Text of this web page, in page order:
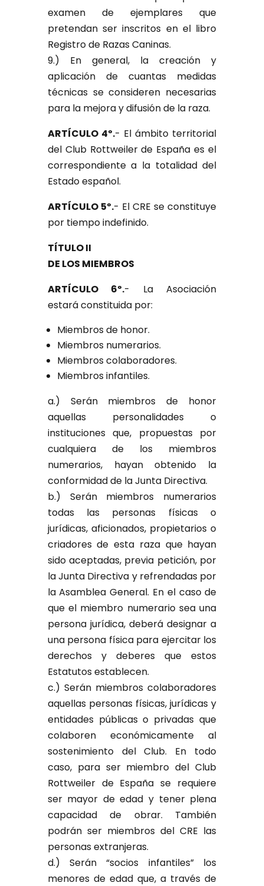
examen de ejemplares que
pretendan ser inscritos en el libro
Registro de Razas Caninas.
9.) En general, la creación y
aplicación de cuantas medidas
técnicas se consideren necesarias
para la mejora y difusión de la raza.
ARTÍCULO 4º.- El ámbito territorial
del Club Rottweiler de España es el
correspondiente a la totalidad del
Estado español.
ARTÍCULO 5º.- El CRE se constituye
por tiempo indefinido.
TÍTULO II
DE LOS MIEMBROS
ARTÍCULO 6º.- La Asociación
estará constituida por:
Miembros de honor.
Miembros numerarios.
Miembros colaboradores.
Miembros infantiles.
a.) Serán miembros de honor
aquellas personalidades o
instituciones que, propuestas por
cualquiera de los miembros
numerarios, hayan obtenido la
conformidad de la Junta Directiva.
b.) Serán miembros numerarios
todas las personas físicas o
jurídicas, aficionados, propietarios o
criadores de esta raza que hayan
sido aceptadas, previa petición, por
la Junta Directiva y refrendadas por
la Asamblea General. En el caso de
que el miembro numerario sea una
persona jurídica, deberá designar a
una persona física para ejercitar los
derechos y deberes que estos
Estatutos establecen.
c.) Serán miembros colaboradores
aquellas personas físicas, jurídicas y
entidades públicas o privadas que
colaboren económicamente al
sostenimiento del Club. En todo
caso, para ser miembro del Club
Rottweiler de España se requiere
ser mayor de edad y tener plena
capacidad de obrar. También
podrán ser miembros del CRE las
personas extranjeras.
d.) Serán “socios infantiles” los
menores de edad que, a través de